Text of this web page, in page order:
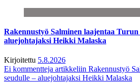
Rakennustyö Salminen laajentaa Turun
aluejohtajaksi Heikki Malaska
Kirjoitettu 5.8.2026
Ei kommentteja artikkeliin Rakennustyö
seudulle – aluejohtajaksi Heikki Malaska